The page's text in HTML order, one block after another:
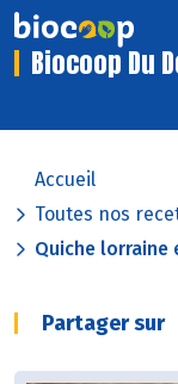
Biocoop Du
Accueil
Toutes nos
Quiche lorraine
Partager sur